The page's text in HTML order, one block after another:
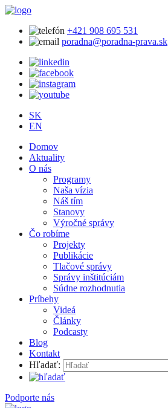
+421 908 695 531
poradna@poradna-prava.sk
SK
EN
Domov
Aktuality
O nás
Programy
Naša vízia
Náš tím
Stanovy
Výročné správy
Čo robíme
Projekty
Publikácie
Tlačové správy
Správy inštitúciám
Súdne rozhodnutia
Príbehy
Videá
Články
Podcasty
Blog
Kontakt
Hľadať:
Podporte nás